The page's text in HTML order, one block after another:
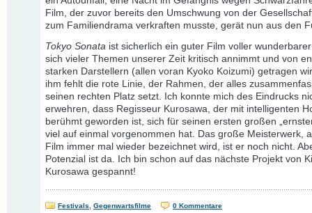
Film, der zuvor bereits den Umschwung von der
zum Familiendrama verkraften musste, gerät nun aus den
Tokyo Sonata ist sicherlich ein guter Film voller
sich vieler Themen unserer Zeit kritisch annimmt und von
starken Darstellern (allen voran Kyoko Koizumi) getragen
ihm fehlt die rote Linie, der Rahmen, der alles
seinen rechten Platz setzt. Ich konnte mich des Eindrucks
erwehren, dass Regisseur Kurosawa, der mit intelligenten
berühmt geworden ist, sich für seinen ersten großen
viel auf einmal vorgenommen hat. Das große Meisterwerk,
Film immer mal wieder bezeichnet wird, ist er noch nicht.
Potenzial ist da. Ich bin schon auf das nächste Projekt von
Kurosawa gespannt!
Festivals Gegenwartsfilme 0 Kommentare